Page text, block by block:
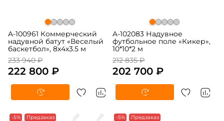
A-100961 Коммерческий
надувной батут «Веселый
баскетбол», 8x4x3.5 м
233 940 ₽
222 800 ₽
A-102083 Надувное
футбольное поле «Кикер»,
10*10*2 м
212 835 ₽
202 700 ₽
-5% Предзаказ -5% Предзаказ